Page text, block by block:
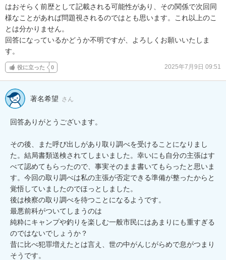
はおそらく前歴として記載される可能性があり、その関係で次回同
様なことがあれば問題視されるのではとも思います。これ以上のこ
とは分かりません。
回答になっているかどうか不明ですが、よろしくお願いいたしま
す。
役に立った 0 2025年7月9日 09:51
著名希望 さん
回答ありがとうございます。
その後、また呼び出しがあり取り調べを受けることになりまし
た。結局書類送検されてしまいました。幸いにも自分の主張はす
べて認めてもらったので、事実そのまま書いてもらったと思いま
す。今回の取り調べは私の主張が否定できる準備が整ったからと
覚悟していましたのでほっとしました。
後は検察の取り調べを待つことになるようです。
最悪前科がついてしまうのは
純粋にキャンプや釣りを楽しむ一般市民にはあまりにも重すぎる
のではないでしょうか？
昔に比べ犯罪増えたとは言え、世の中がんじがらめで息がつまり
そうです。